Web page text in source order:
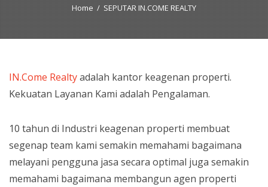
Home SEPUTAR IN.COME REALTY
IN.Come Realtyadalah kantor keagenan properti.
Kekuatan Layanan Kami adalah Pengalaman.
10 tahun di Industri keagenan properti membuat
segenap team kami semakin memahami bagaimana
melayani pengguna jasa secara optimal juga semakin
memahami bagaimana membangun agen properti